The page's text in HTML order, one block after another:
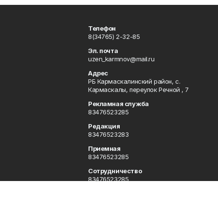
Телефон
8(34765) 2-32-85
Эл. почта
uzen_karmnov@mail.ru
Адрес
РБ Кармаскалинский район, с.
Кармаскалы, переулок Речной , 7
Рекламная служба
83476523285
Редакция
83476523283
Приемная
83476523285
Сотрудничество
83476523285